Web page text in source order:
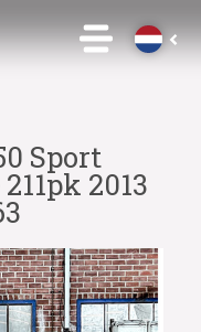
Sport
2013